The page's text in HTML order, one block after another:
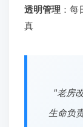
透明管理 ：
真
"老房
生命负